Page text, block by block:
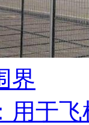
界
用于